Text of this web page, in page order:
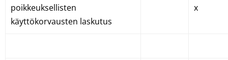
poikkeuksellisten
käyttökorvausten laskutus
x